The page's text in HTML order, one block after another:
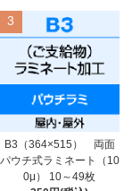
3
B3（364×515） 両面
パウチ式ラミネート（10
0μ） 10～49枚